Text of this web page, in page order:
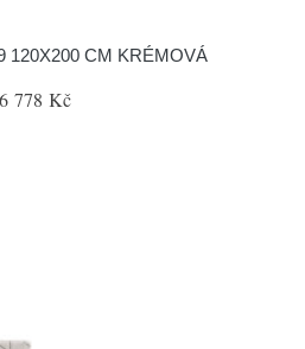
120X200 CM KRÉMOVÁ
778 Kč